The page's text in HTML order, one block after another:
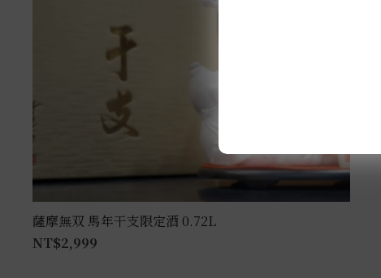
薩摩無双 馬年干支限定酒 0.72L
NT$2,999